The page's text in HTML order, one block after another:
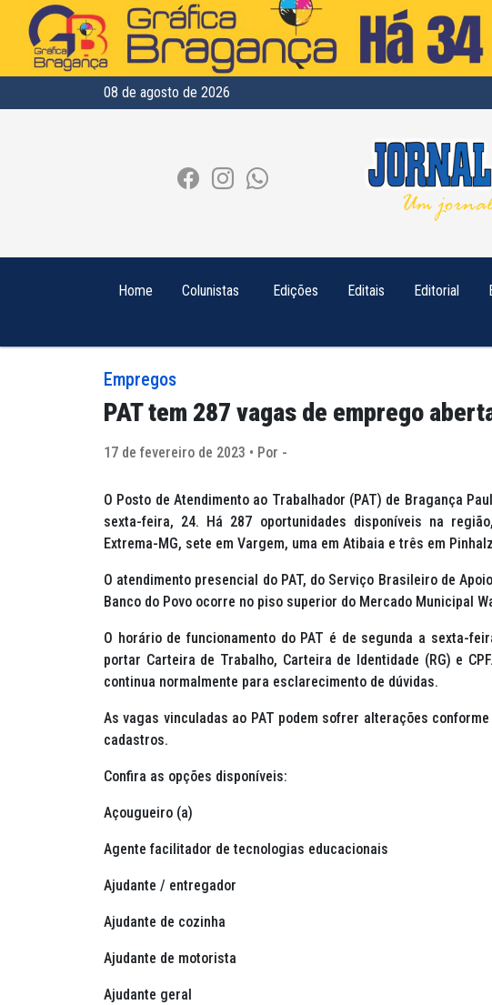
08 de agosto de 2026
Home Colunistas Edições Editais Editorial
Empregos
PAT tem 287 vagas de emprego
17 de fevereiro de 2023 • Por -
O Posto de Atendimento ao Trabalhador (PAT) de Bragança
sexta-feira, 24. Há 287 oportunidades disponíveis na
Extrema-MG, sete em Vargem, uma em Atibaia e três em
O atendimento presencial do PAT, do Serviço Brasileiro de
Banco do Povo ocorre no piso superior do Mercado Municipal
O horário de funcionamento do PAT é de segunda a sexta-
portar Carteira de Trabalho, Carteira de Identidade (RG) e
continua normalmente para esclarecimento de dúvidas.
As vagas vinculadas ao PAT podem sofrer alterações
cadastros.
Confira as opções disponíveis:
Açougueiro (a)
Agente facilitador de tecnologias educacionais
Ajudante / entregador
Ajudante de cozinha
Ajudante de motorista
Ajudante geral